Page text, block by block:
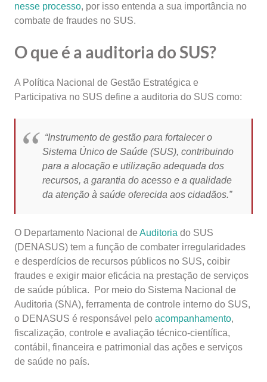
nesse processo, por isso entenda a sua importância no
combate de fraudes no SUS.
O que é a auditoria do SUS?
A Política Nacional de Gestão Estratégica e
Participativa no SUS define a auditoria do SUS como:
“Instrumento de gestão para fortalecer o
Sistema Único de Saúde (SUS), contribuindo
para a alocação e utilização adequada dos
recursos, a garantia do acesso e a qualidade
da atenção à saúde oferecida aos cidadãos.”
O Departamento Nacional de Auditoria do SUS
(DENASUS) tem a função de combater irregularidades
e desperdícios de recursos públicos no SUS, coibir
fraudes e exigir maior eficácia na prestação de serviços
de saúde pública. Por meio do Sistema Nacional de
Auditoria (SNA), ferramenta de controle interno do SUS,
o DENASUS é responsável pelo acompanhamento,
fiscalização, controle e avaliação técnico-científica,
contábil, financeira e patrimonial das ações e serviços
de saúde no país.